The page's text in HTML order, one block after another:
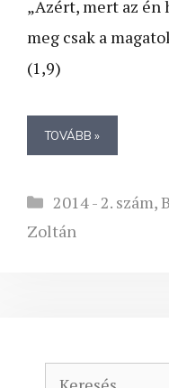
„Azért, mert az én
meg csak a
(1,9)
TOVÁBB »
Kategória
2014 - 2. szám,
Zoltán
Keresés: